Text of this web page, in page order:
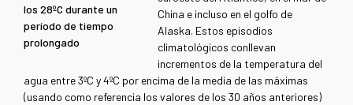
los 28ºC durante un
período de tiempo
prolongado
China e incluso en el golfo de
Alaska. Estos episodios
climatológicos conllevan
incrementos de la temperatura del
agua entre 3ºC y 4ºC por encima de la media de las máximas
(usando como referencia los valores de los 30 años anteriores)